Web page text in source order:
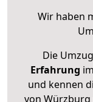
Wir haben
Die
Erfahrung
und kennen
von Würzburg